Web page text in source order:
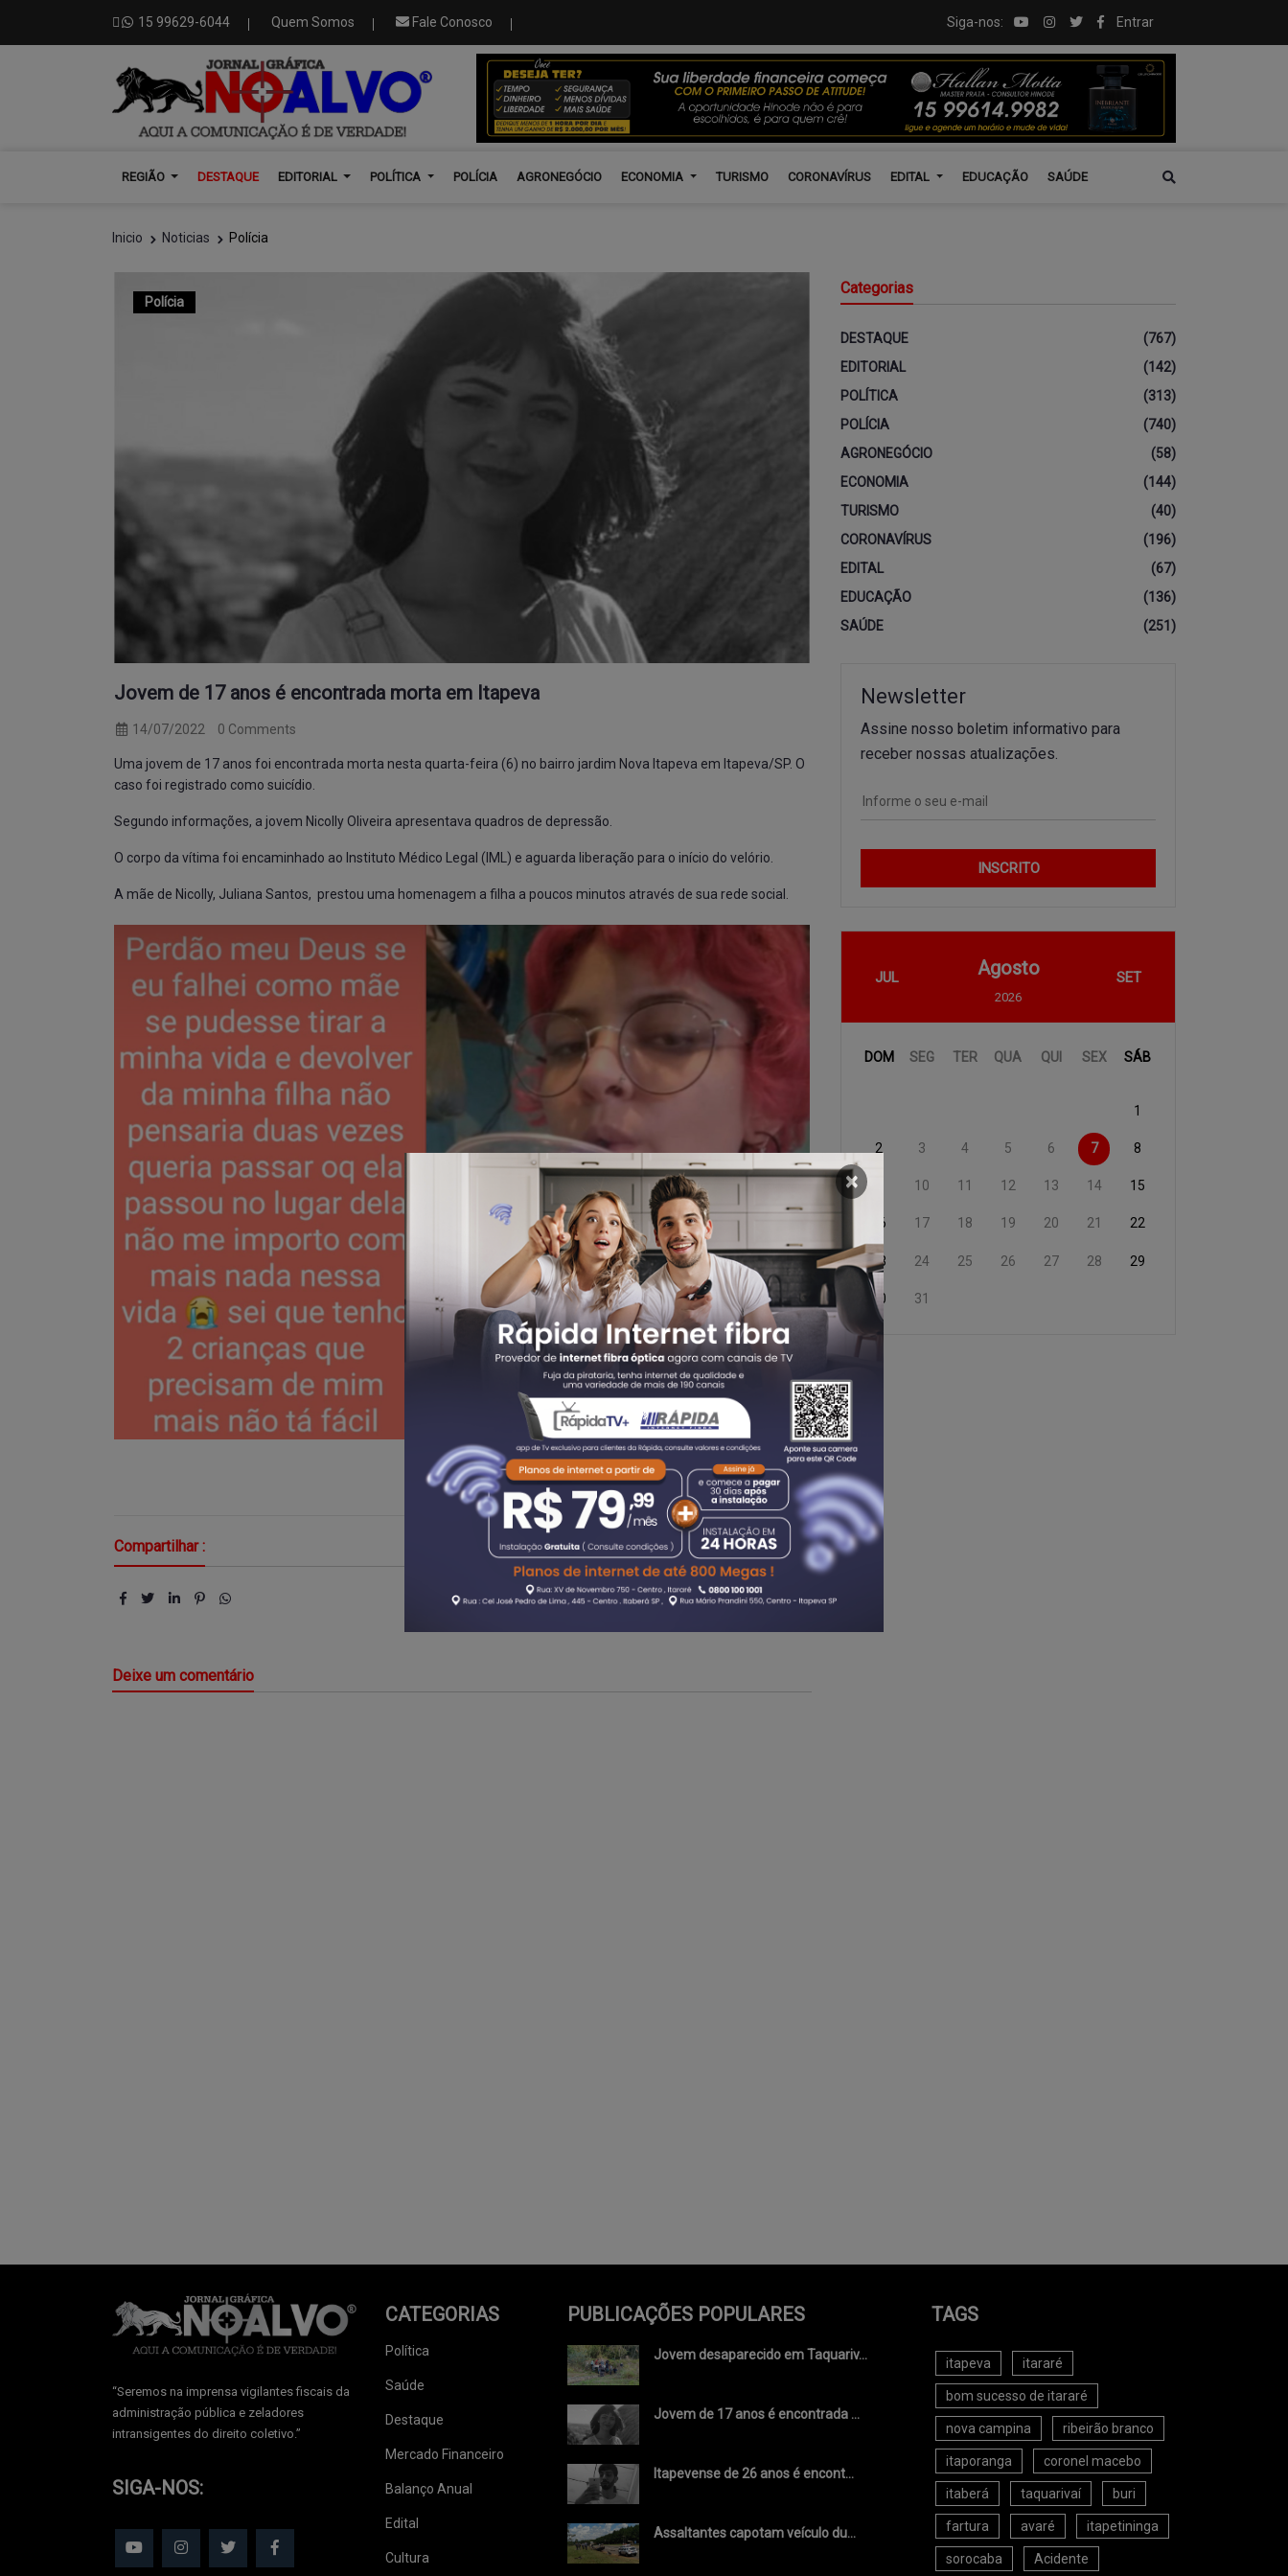
15 99629-6044 Quem Somos Fale Conosco Siga-nos: Entrar
REGIÃO DESTAQUE EDITORIAL POLÍTICA POLÍCIA AGRONEGÓCIO ECONOMIA TURISMO CORONAVÍRUS EDITAL EDUCAÇÃO SAÚDE
Inicio Noticias Polícia
Polícia
Jovem de 17 anos é encontrada morta em Itapeva
14/07/2022 0 Comments
Uma jovem de 17 anos foi encontrada morta nesta quarta-feira (6) no bairro jardim Nova Itapeva em Itapeva/SP. O
caso foi registrado como suicídio.
Segundo informações, a jovem Nicolly Oliveira apresentava quadros de depressão.
O corpo da vítima foi encaminhado ao Instituto Médico Legal (IML) e aguarda liberação para o início do velório.
A mãe de Nicolly, Juliana Santos, prestou uma homenagem a filha a poucos minutos através de sua rede social.
Compartilhar :
Deixe um comentário
Categorias
DESTAQUE
(767)
EDITORIAL
(142)
POLÍTICA
(313)
POLÍCIA
(740)
AGRONEGÓCIO
(58)
ECONOMIA
(144)
TURISMO
(40)
CORONAVÍRUS
(196)
EDITAL
(67)
EDUCAÇÃO
(136)
SAÚDE
(251)
Newsletter
Assine nosso boletim informativo para
receber nossas atualizações.
INSCRITO
JUL Agosto
2026
SET
DOM SEG TER QUA QUI SEX SÁB
1
2 3 4 5 6 7 8
10 11 12 13 14 15
16 17 18 19 20 21 22
23 24 25 26 27 28 29
30 31
‘‘Seremos na imprensa vigilantes fiscais da
administração pública e zeladores
intransigentes do direito coletivo.’’
SIGA-NOS:
CATEGORIAS
Política
Saúde
Destaque
Mercado Financeiro
Balanço Anual
Edital
Cultura
PUBLICAÇÕES POPULARES
Jovem desaparecido em Taquariv...
Jovem de 17 anos é encontrada ...
Itapevense de 26 anos é encont...
Assaltantes capotam veículo du...
TAGS
itapeva itararé
bom sucesso de itararé
nova campina ribeirão branco
itaporanga coronel macebo
itaberá taquarivaí buri
fartura avaré itapetininga
sorocaba Acidente
×